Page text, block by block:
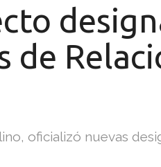
de
oficializó nuevas